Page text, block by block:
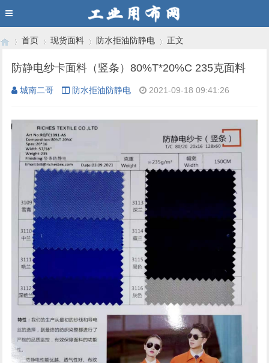
›
首页
›
现货面料
›
防水拒油防静电
›
正文
防静电纱卡面料（竖条）80%T*20%C 235克面料
城南二哥 防水拒油防静电 2021-09-18 09:41:26